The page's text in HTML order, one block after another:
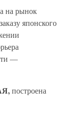
на рынок
японского
—
построена